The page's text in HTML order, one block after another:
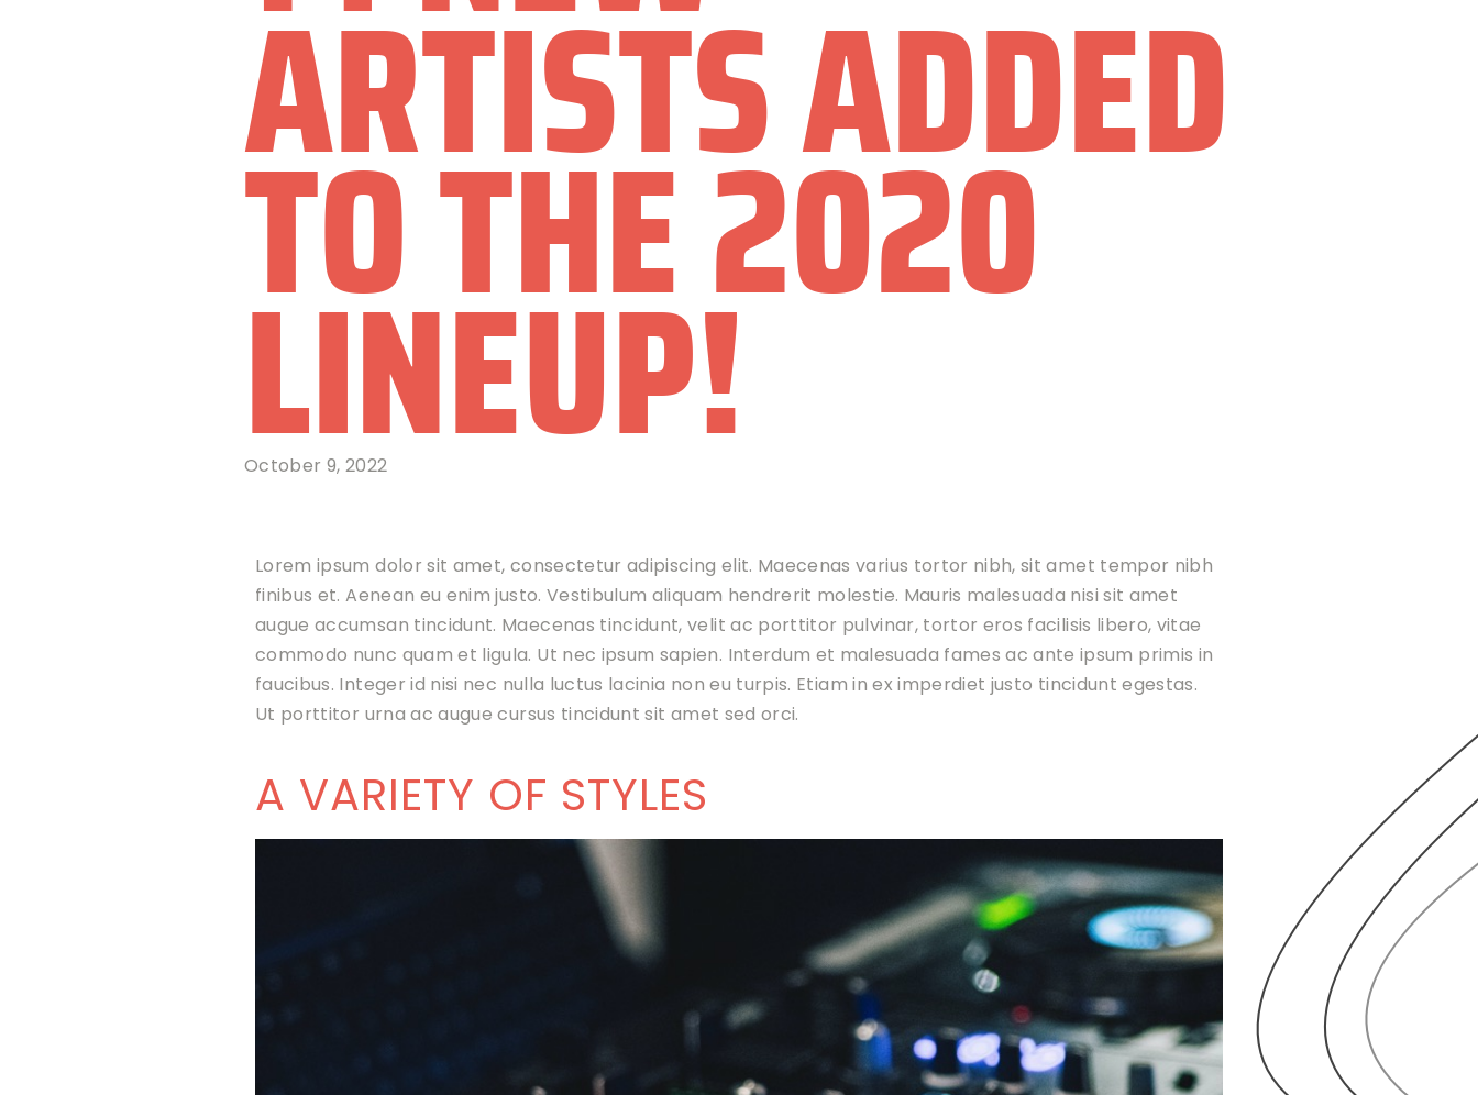
ARTISTS ADDED
TO THE 2020
LINEUP!
October 9, 2022
Lorem ipsum dolor sit amet, consectetur adipiscing elit. Maecenas varius tortor nibh, sit amet tempor nibh
finibus et. Aenean eu enim justo. Vestibulum aliquam hendrerit molestie. Mauris malesuada nisi sit amet
augue accumsan tincidunt. Maecenas tincidunt, velit ac porttitor pulvinar, tortor eros facilisis libero, vitae
commodo nunc quam et ligula. Ut nec ipsum sapien. Interdum et malesuada fames ac ante ipsum primis in
faucibus. Integer id nisi nec nulla luctus lacinia non eu turpis. Etiam in ex imperdiet justo tincidunt egestas.
Ut porttitor urna ac augue cursus tincidunt sit amet sed orci.
A VARIETY OF STYLES